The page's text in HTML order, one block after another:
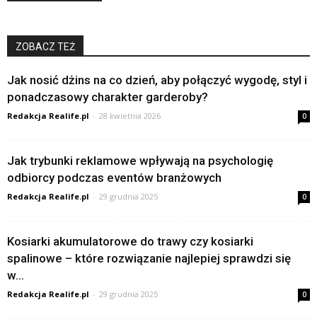
ZOBACZ TEŻ
Jak nosić dżins na co dzień, aby połączyć wygodę, styl i
ponadczasowy charakter garderoby?
Redakcja Realife.pl - 28 kwietnia 2026 0
Jak trybunki reklamowe wpływają na psychologię
odbiorcy podczas eventów branżowych
Redakcja Realife.pl - 29 grudnia 2025 0
Kosiarki akumulatorowe do trawy czy kosiarki
spalinowe – które rozwiązanie najlepiej sprawdzi się
w...
Redakcja Realife.pl - 29 grudnia 2025 0